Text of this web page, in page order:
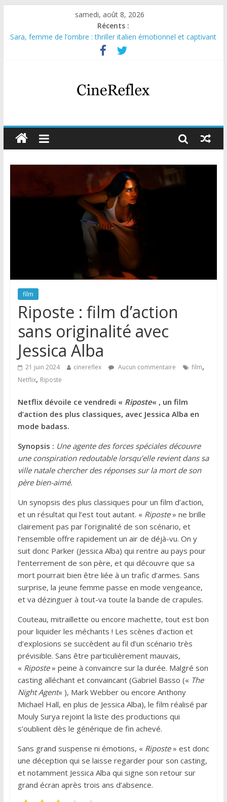
samedi, août 8, 2026
Récents :
Sara, femme de l’ombre : thriller italien émotionnel et captivant
Journal d’une fille larguée : nouvelle série suédoise sur Netflix
Aema : mini-série sur le tournage d’un film érotique devenu
Glass Heart : excellente série musicale avec Takeru Satō
Olympo, saison 1 : nouvelle série qui séduira les fans de
film
Riposte : film d’action
sans originalité avec
Jessica Alba
21 juin 2024 cinereflex Aucun commentaire film,
Netflix, Riposte
Netflix dévoile ce vendredi « Riposte« , un film
d’action des plus classiques, avec Jessica Alba en
mode badass.
Synopsis : Une agente des forces spéciales découvre
une conspiration redoutable lorsqu’elle revient dans sa
ville natale chercher des réponses sur la mort de son
père bien-aimé.
Un synopsis des plus classiques pour un film d’action,
et un résultat qui l’est tout autant. « Riposte» ne brille
clairement pas par l’originalité de son scénario, et
l’ensemble offre rapidement un air de déjà-vu. On y
suit donc Parker (Jessica Alba) qui rentre au pays pour
l’enterrement de son père, et qui découvre que sa
mort pourrait bien être liée à un trafic d’armes. Sans
surprise, la jeune femme passe en mode vengeance,
et va dézinguer à tout-va toute la bande de crapules.
Couteau, mitraillette ou encore machette, tout est bon
pour liquider les méchants ! Les scènes d’action et
d’explosions se succèdent au fil d’un scénario très
prévisible. Sans être particulièrement mauvais,
« Riposte» peine à convaincre sur la durée. Malgré son
casting alléchant et convaincant (Gabriel Basso (« The
Night Agent« ), Mark Webber ou encore Anthony
Michael Hall, en plus de Jessica Alba), le film réalisé par
Mouly Surya rejoint la liste des productions qui
s’oublient dès le générique de fin achevé.
Sans grand suspense ni émotions, « Riposte» est donc
une déception qui se laisse regarder pour son casting,
et notamment Jessica Alba qui signe son retour sur
grand écran après trois ans d’absence.